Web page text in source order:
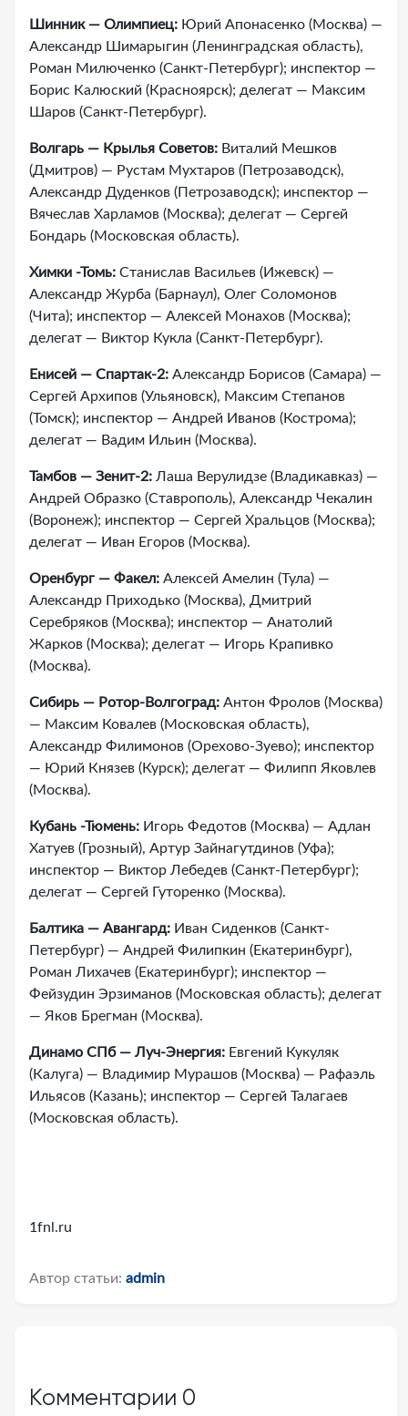
Шинник — Олимпиец: Юрий Апонасенко (Москва) —
Александр Шимарыгин (Ленинградская область),
Роман Милюченко (Санкт-Петербург); инспектор —
Борис Калюский (Красноярск); делегат — Максим
Шаров (Санкт-Петербург).
Волгарь — Крылья Советов: Виталий Мешков
(Дмитров) — Рустам Мухтаров (Петрозаводск),
Александр Дуденков (Петрозаводск); инспектор —
Вячеслав Харламов (Москва); делегат — Сергей
Бондарь (Московская область).
Химки -Томь: Станислав Васильев (Ижевск) —
Александр Журба (Барнаул), Олег Соломонов
(Чита); инспектор — Алексей Монахов (Москва);
делегат — Виктор Кукла (Санкт-Петербург).
Енисей — Спартак-2: Александр Борисов (Самара) —
Сергей Архипов (Ульяновск), Максим Степанов
(Томск); инспектор — Андрей Иванов (Кострома);
делегат — Вадим Ильин (Москва).
Тамбов — Зенит-2: Лаша Верулидзе (Владикавказ) —
Андрей Образко (Ставрополь), Александр Чекалин
(Воронеж); инспектор — Сергей Хральцов (Москва);
делегат — Иван Егоров (Москва).
Оренбург — Факел: Алексей Амелин (Тула) —
Александр Приходько (Москва), Дмитрий
Серебряков (Москва); инспектор — Анатолий
Жарков (Москва); делегат — Игорь Крапивко
(Москва).
Сибирь — Ротор-Волгоград: Антон Фролов (Москва)
— Максим Ковалев (Московская область),
Александр Филимонов (Орехово-Зуево); инспектор
— Юрий Князев (Курск); делегат — Филипп Яковлев
(Москва).
Кубань -Тюмень: Игорь Федотов (Москва) — Адлан
Хатуев (Грозный), Артур Зайнагутдинов (Уфа);
инспектор — Виктор Лебедев (Санкт-Петербург);
делегат — Сергей Гуторенко (Москва).
Балтика — Авангард: Иван Сиденков (Санкт-
Петербург) — Андрей Филипкин (Екатеринбург),
Роман Лихачев (Екатеринбург); инспектор —
Фейзудин Эрзиманов (Московская область); делегат
— Яков Брегман (Москва).
Динамо СПб — Луч-Энергия: Евгений Кукуляк
(Калуга) — Владимир Мурашов (Москва) — Рафаэль
Ильясов (Казань); инспектор — Сергей Талагаев
(Московская область).
1fnl.ru
Автор статьи: admin
Комментарии 0